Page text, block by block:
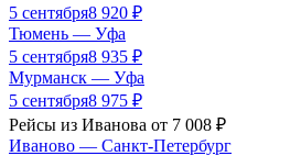
5 сентября8 920 ₽
Тюмень — Уфа
5 сентября8 935 ₽
Мурманск — Уфа
5 сентября8 975 ₽
Рейсы из Иванова от 7 008 ₽
Иваново — Санкт-Петербург